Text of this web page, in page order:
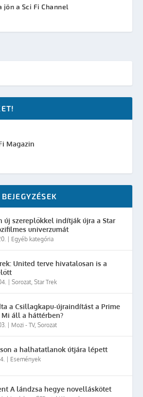
a Sci Fi Channel
Magazin
új szereplőkkel indítják újra a Star
univerzumát
Egyéb kategória
United terve hivatalosan is a
|Sorozat,Star Trek
a Csillagkapu-újraindítást a Prime
Mi áll a háttérben?
Mozi - TV,Sorozat
a halhatatlanok útjára lépett
Események
A lándzsa hegye novelláskötet